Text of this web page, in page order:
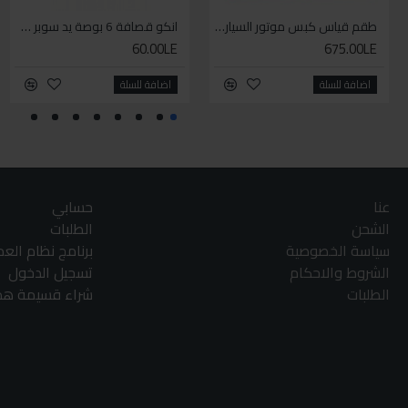
طقم قياس كبس موتور السياره 3 ق
675.00LE
اضافة للسلة
انكو قصافة 6 بوصة يد سوبر وان
60.00LE
اضافة للسلة
عنا
الشحن
سياسة الخصوصية
الشروط والاحكام
الطلبات
حسابي
الطلبات
برنامج نظام
تسجيل الدخول
شراء قسيمة